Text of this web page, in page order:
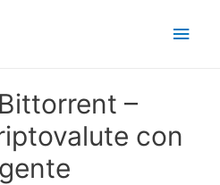
Main
–
con